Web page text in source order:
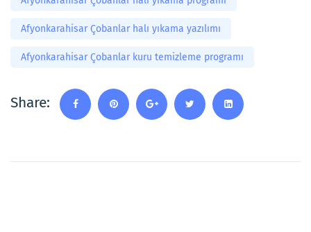
Afyonkarahisar Çobanlar halı yıkama yazılımı
Afyonkarahisar Çobanlar kuru temizleme programı
Share: